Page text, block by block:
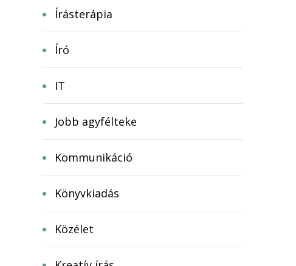
Írásterápia
Író
IT
Jobb agyfélteke
Kommunikáció
Könyvkiadás
Közélet